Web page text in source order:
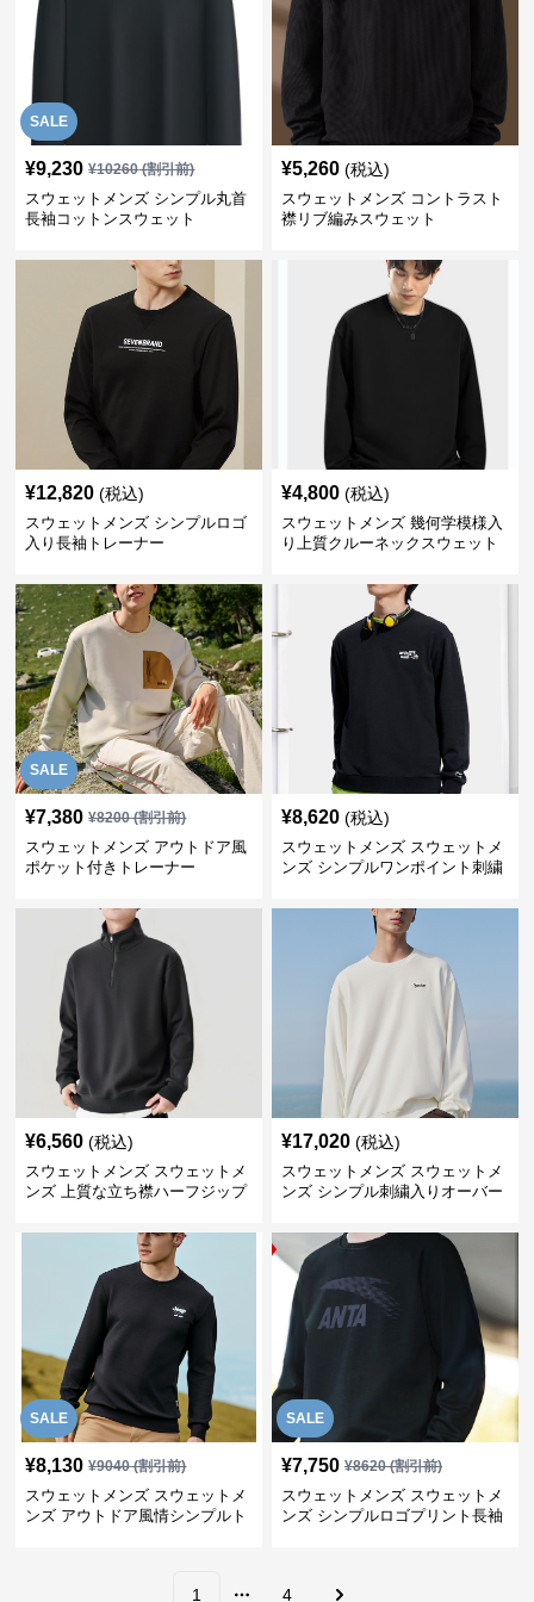
SALE
¥9,230 ¥10260(割引前)
スウェットメンズ シンプル丸首
長袖コットンスウェット
¥5,260 (税込)
スウェットメンズ コントラスト
襟リブ編みスウェット
¥12,820 (税込)
スウェットメンズ シンプルロゴ
入り長袖トレーナー
¥4,800 (税込)
スウェットメンズ 幾何学模様入
り上質クルーネックスウェット
SALE
¥7,380 ¥8200(割引前)
スウェットメンズ アウトドア風
ポケット付きトレーナー
¥8,620 (税込)
スウェットメンズ スウェットメ
ンズ シンプルワンポイント刺繍
¥6,560 (税込)
スウェットメンズ スウェットメ
ンズ 上質な立ち襟ハーフジップ
¥17,020 (税込)
スウェットメンズ スウェットメ
ンズ シンプル刺繍入りオーバー
SALE
¥8,130 ¥9040(割引前)
スウェットメンズ スウェットメ
ンズ アウトドア風情シンプルト
SALE
¥7,750 ¥8620(割引前)
スウェットメンズ スウェットメ
ンズ シンプルロゴプリント長袖
1 4